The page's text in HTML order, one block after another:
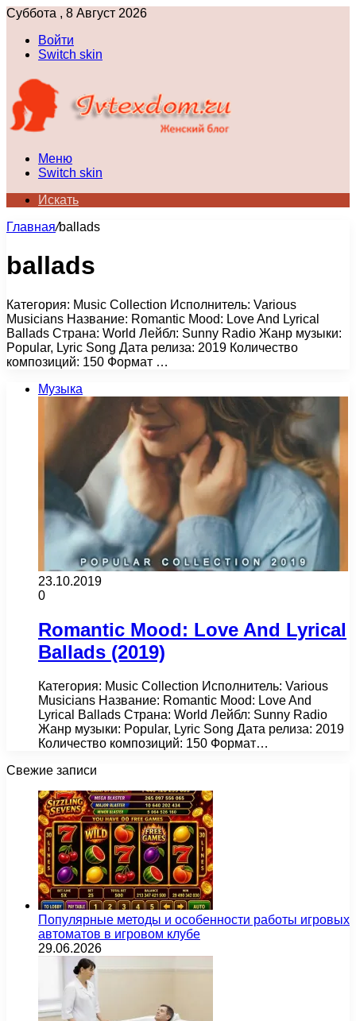
Суббота , 8 Август 2026
Войти
Switch skin
Меню
Switch skin
Искать
Главная/ballads
ballads
Категория: Music Collection Исполнитель: Various
Musicians Название: Romantic Mood: Love And Lyrical
Ballads Страна: World Лейбл: Sunny Radio Жанр музыки:
Popular, Lyric Song Дата релиза: 2019 Количество
композиций: 150 Формат …
Музыка
23.10.2019
0
Romantic Mood: Love And Lyrical
Ballads (2019)
Категория: Music Collection Исполнитель: Various
Musicians Название: Romantic Mood: Love And
Lyrical Ballads Страна: World Лейбл: Sunny Radio
Жанр музыки: Popular, Lyric Song Дата релиза: 2019
Количество композиций: 150 Формат…
Свежие записи
Популярные методы и особенности работы игровых
автоматов в игровом клубе
29.06.2026